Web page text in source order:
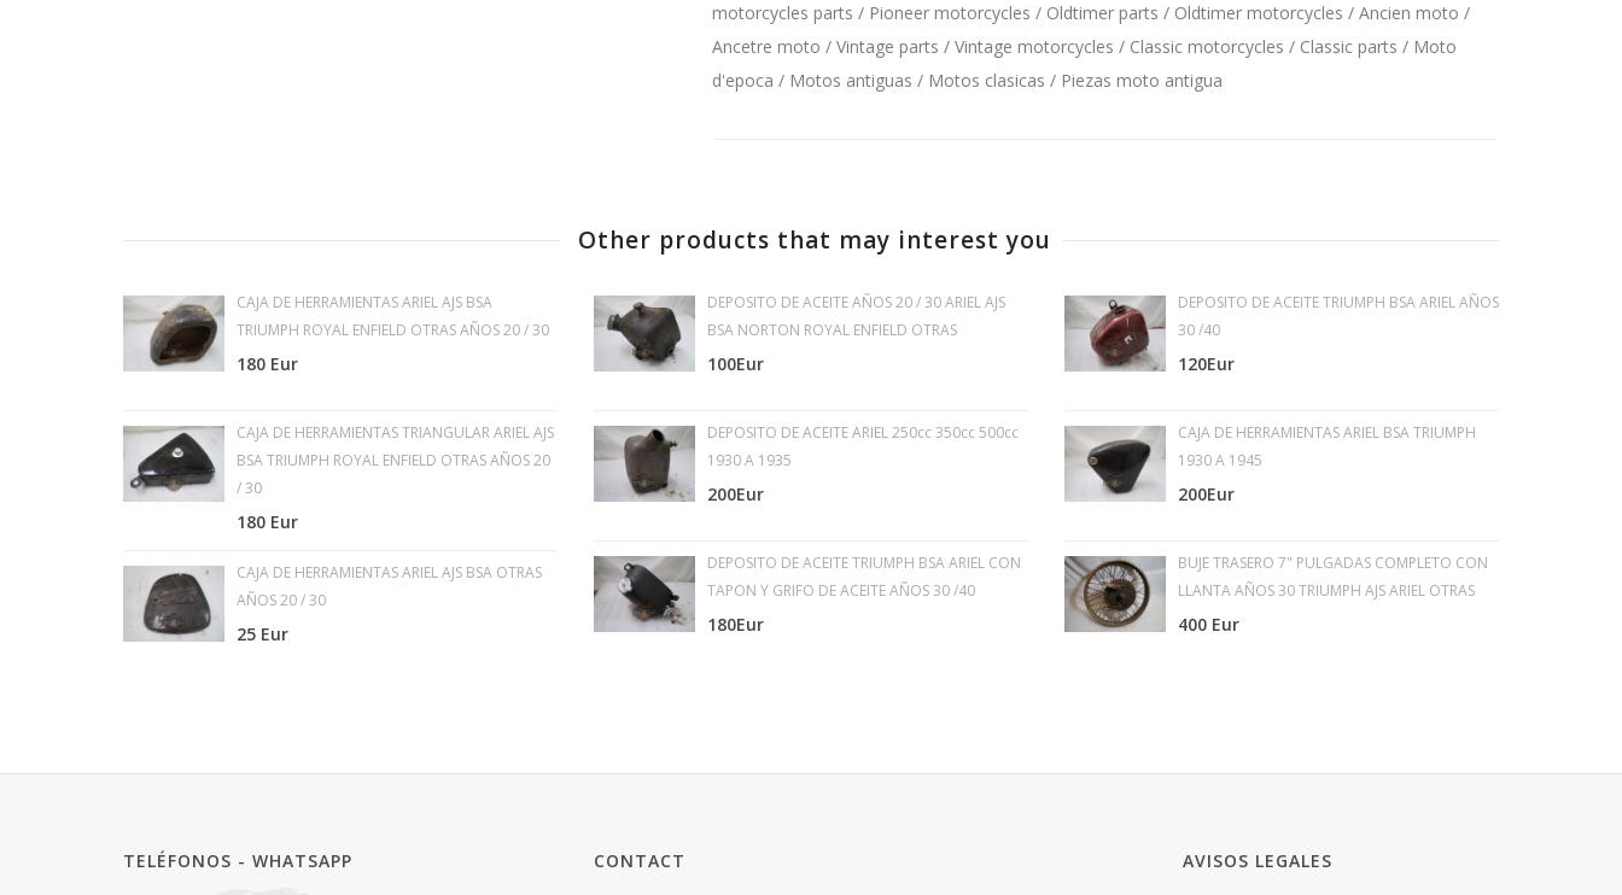
motorcycles parts / Pioneer motorcycles / Oldtimer parts / Oldtimer motorcycles / Ancien moto /
Ancetre moto / Vintage parts / Vintage motorcycles / Classic motorcycles / Classic parts / Moto
d'epoca / Motos antiguas / Motos clasicas / Piezas moto antigua
Other products that may interest you
CAJA DE HERRAMIENTAS ARIEL AJS BSA
TRIUMPH ROYAL ENFIELD OTRAS AÑOS 20 / 30
180 Eur
CAJA DE HERRAMIENTAS TRIANGULAR ARIEL AJS
BSA TRIUMPH ROYAL ENFIELD OTRAS AÑOS 20
/ 30
180 Eur
CAJA DE HERRAMIENTAS ARIEL AJS BSA OTRAS
AÑOS 20 / 30
25 Eur
DEPOSITO DE ACEITE AÑOS 20 / 30 ARIEL AJS
BSA NORTON ROYAL ENFIELD OTRAS
100Eur
DEPOSITO DE ACEITE ARIEL 250cc 350cc 500cc
1930 A 1935
200Eur
DEPOSITO DE ACEITE TRIUMPH BSA ARIEL CON
TAPON Y GRIFO DE ACEITE AÑOS 30 /40
180Eur
DEPOSITO DE ACEITE TRIUMPH BSA ARIEL AÑOS
30 /40
120Eur
CAJA DE HERRAMIENTAS ARIEL BSA TRIUMPH
1930 A 1945
200Eur
BUJE TRASERO 7" PULGADAS COMPLETO CON
LLANTA AÑOS 30 TRIUMPH AJS ARIEL OTRAS
400 Eur
TELÉFONOS - WHATSAPP CONTACT AVISOS LEGALES